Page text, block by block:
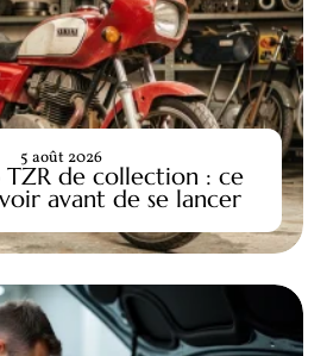
TZR de collection : ce
avant de se lancer
5 août 2026